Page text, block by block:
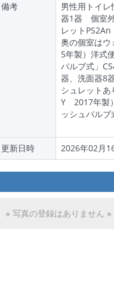
備考
男性用トイ
器1器 個室外
レット
奥の個室は
5年製）洋式
バルブ式」
器、洗面器8
シュレットあ
Y 2017年製
ッシュ
当施設
更新日時
2026年02月
※ 写真の登録はありません ※